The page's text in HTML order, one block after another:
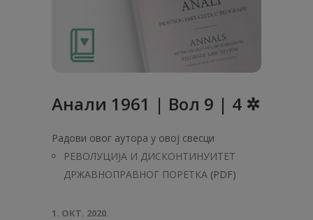
Анaли 1961 | Вол 9 | 4 ✲
Радови овог аутора у овој свесци
РЕВОЛУЦИЈА И ДИСКОНТИНУИТЕТ
ДРЖАВНОПРАВНОГ ПОРЕТКА (PDF)
1. ОКТ. 2020.